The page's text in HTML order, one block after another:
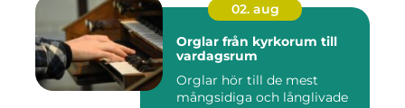
02. aug
Orglar från kyrkorum till
vardagsrum
Orglar hör till de mest
mångsidiga och långlivade